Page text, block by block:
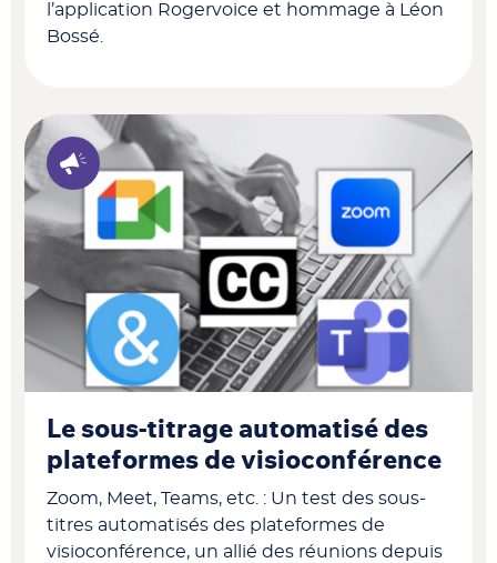
l’application Rogervoice et hommage à Léon
Bossé.
Le sous-titrage automatisé des
plateformes de visioconférence
Zoom, Meet, Teams, etc. : Un test des sous-
titres automatisés des plateformes de
visioconférence, un allié des réunions depuis